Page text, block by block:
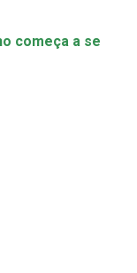
começa a se